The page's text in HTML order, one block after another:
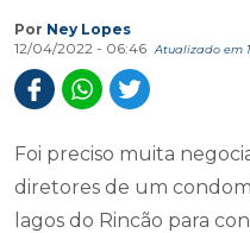
Por Ney Lopes
12/04/2022 - 06:46
Atualizado em
Foi preciso muita
diretores de um
lagos do Rincão para